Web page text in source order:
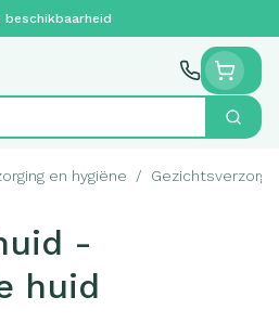
beschikbaarheid
Zoek
en hygiëne /
-
huid